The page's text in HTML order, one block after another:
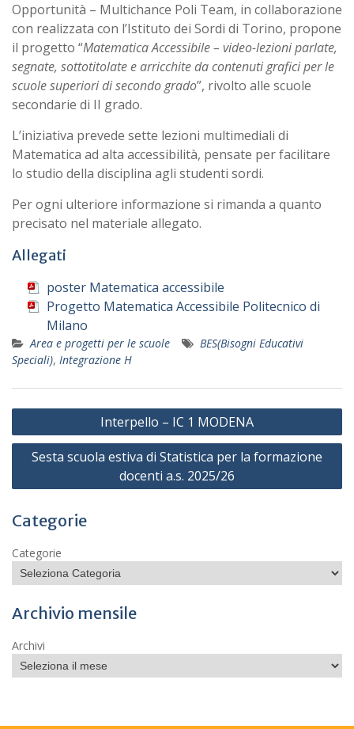
Opportunità – Multichance Poli Team, in collaborazione
con realizzata con l’Istituto dei Sordi di Torino, propone
il progetto “Matematica Accessibile – video-lezioni parlate,
segnate, sottotitolate e arricchite da contenuti grafici per le
scuole superiori di secondo grado”, rivolto alle scuole
secondarie di II grado.
L’iniziativa prevede sette lezioni multimediali di
Matematica ad alta accessibilità, pensate per facilitare
lo studio della disciplina agli studenti sordi.
Per ogni ulteriore informazione si rimanda a quanto
precisato nel materiale allegato.
Allegati
poster Matematica accessibile
Progetto Matematica Accessibile Politecnico di
Milano
Area e progetti per le scuole
BES(Bisogni Educativi
Speciali), Integrazione H
Navigazione
articoli
Interpello – IC 1 MODENA
Sesta scuola estiva di Statistica per la formazione
docenti a.s. 2025/26
Categorie
Categorie
Archivio mensile
Archivi